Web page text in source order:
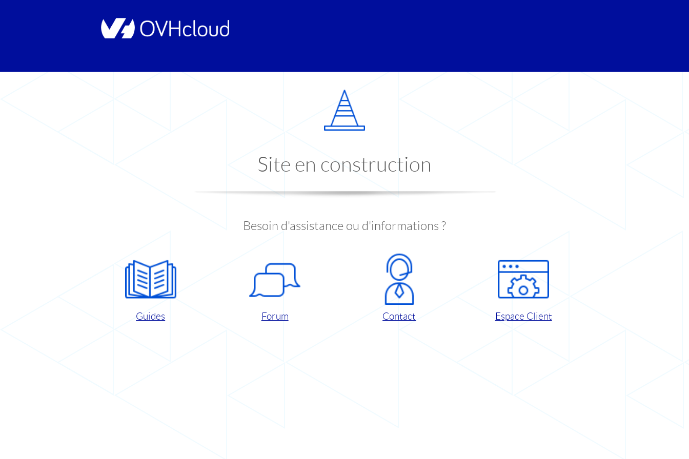
Site en construction
Besoin d'assistance ou d'informations ?
Guides Forum Contact Espace Client